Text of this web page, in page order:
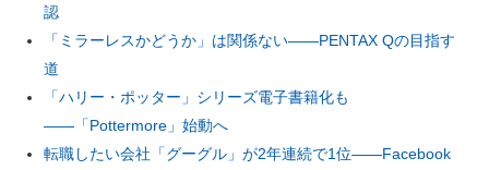
企業向けIT製品の総合サイト
製造業のIT導入・活用を支援
認
「ミラーレスかどうか」は関係ない――PENTAX Qの目指す
道
「ハリー・ポッター」シリーズ電子書籍化も
――「Pottermore」始動へ
転職したい会社「グーグル」が2年連続で1位――Facebook